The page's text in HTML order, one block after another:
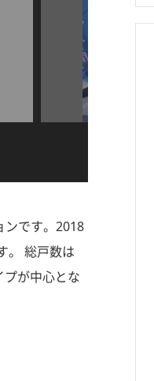
ンです。2018
。 総戸数は
が中心とな